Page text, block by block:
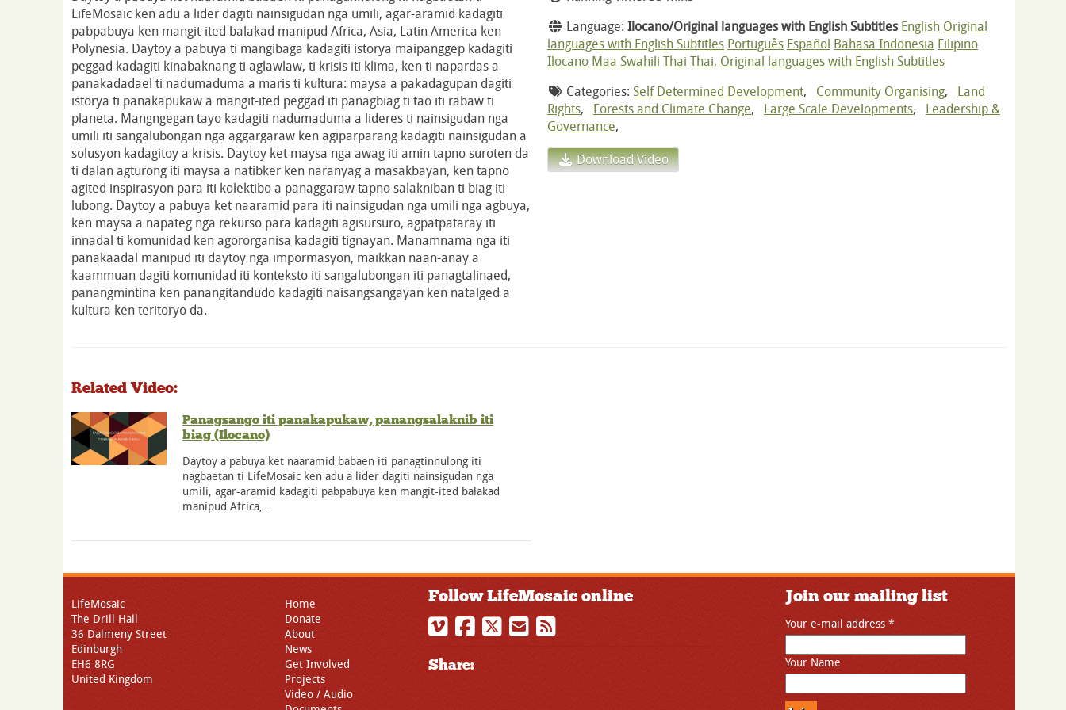
LifeMosaic ken adu a lider dagiti nainsigudan nga umili, agar-aramid kadagiti
pabpabuya ken mangit-ited balakad manipud Africa, Asia, Latin America ken
Polynesia. Daytoy a pabuya ti mangibaga kadagiti istorya maipanggep kadagiti
peggad kadagiti kinabaknang ti aglawlaw, ti krisis iti klima, ken ti napardas a
panakadadael ti nadumaduma a maris ti kultura: maysa a pakadagupan dagiti
istorya ti panakapukaw a mangit-ited peggad iti panagbiag ti tao iti rabaw ti
planeta. Mangngegan tayo kadagiti nadumaduma a lideres ti nainsigudan nga
umili iti sangalubongan nga aggargaraw ken agiparparang kadagiti nainsigudan a
solusyon kadagitoy a krisis. Daytoy ket maysa nga awag iti amin tapno suroten da
ti dalan agturong iti maysa a natibker ken naranyag a masakbayan, ken tapno
agited inspirasyon para iti kolektibo a panaggaraw tapno salakniban ti biag iti
lubong. Daytoy a pabuya ket naaramid para iti nainsigudan nga umili nga agbuya,
ken maysa a napateg nga rekurso para kadagiti agisursuro, agpatpataray iti
innadal ti komunidad ken agororganisa kadagiti tignayan. Manamnama nga iti
panakaadal manipud iti daytoy nga impormasyon, maikkan naan-anay a
kaammuan dagiti komunidad iti konteksto iti sangalubongan iti panagtalinaed,
panangmintina ken panangitandudo kadagiti naisangsangayan ken natalged a
kultura ken teritoryo da.
Language: Ilocano/Original languages with English Subtitles English Original
languages with English Subtitles Português Español Bahasa Indonesia Filipino
Ilocano Maa Swahili Thai Thai, Original languages with English Subtitles
Categories: Self Determined Development, Community Organising, Land
Rights, Forests and Climate Change, Large Scale Developments, Leadership &
Governance,
Download Video
Related Video:
Panagsango iti panakapukaw, panangsalaknib iti
biag (Ilocano)
Daytoy a pabuya ket naaramid babaen iti panagtinnulong iti
nagbaetan ti LifeMosaic ken adu a lider dagiti nainsigudan nga
umili, agar-aramid kadagiti pabpabuya ken mangit-ited balakad
manipud Africa,…
LifeMosaic
The Drill Hall
36 Dalmeny Street
Edinburgh
EH6 8RG
United Kingdom
Home
Donate
About
News
Get Involved
Projects
Video / Audio
Follow LifeMosaic online
Share:
Join our mailing list
Your e-mail address *
Your Name